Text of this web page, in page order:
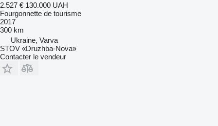
2.527 € 130.000 UAH
Fourgonnette de tourisme
2017
300 km
Ukraine, Varva
STOV «Druzhba-Nova»
Contacter le vendeur